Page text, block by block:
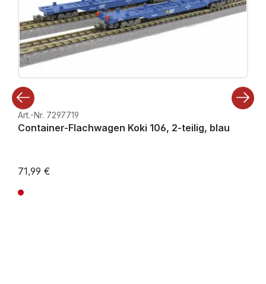
Art.-Nr. 7297719
Container-Flachwagen Koki 106, 2-teilig, blau
71,99 €